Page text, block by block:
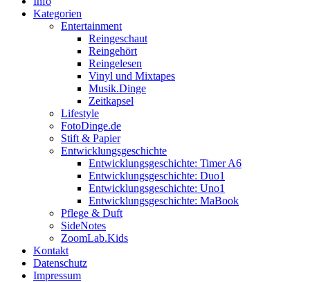
Kategorien
Entertainment
Reingeschaut
Reingehört
Reingelesen
Vinyl und Mixtapes
Musik.Dinge
Zeitkapsel
Lifestyle
FotoDinge.de
Stift & Papier
Entwicklungsgeschichte
Entwicklungsgeschichte: Timer A6
Entwicklungsgeschichte: Duo1
Entwicklungsgeschichte: Uno1
Entwicklungsgeschichte: MaBook
Pflege & Duft
SideNotes
ZoomLab.Kids
Kontakt
Datenschutz
Impressum